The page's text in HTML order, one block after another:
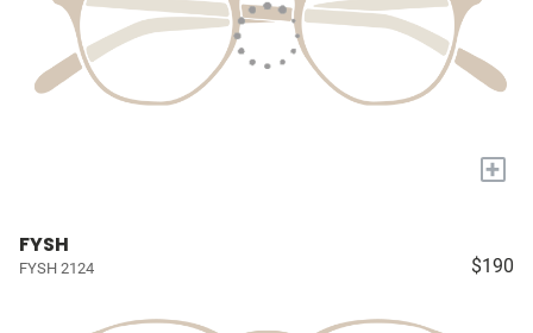
+
FYSH
FYSH 2124 $190